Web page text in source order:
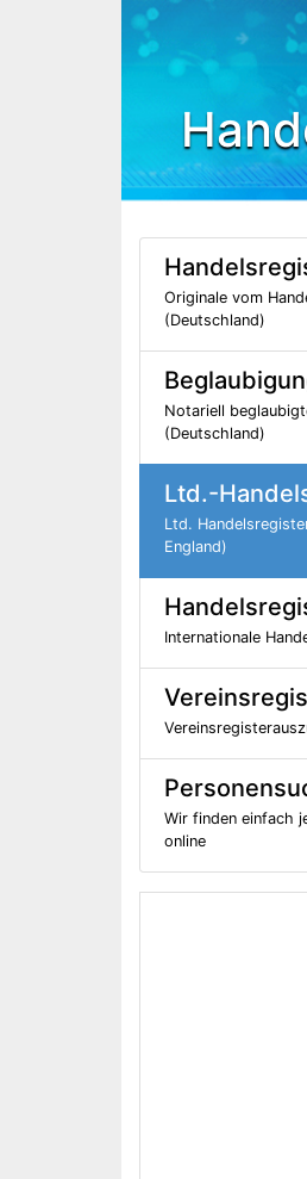
Originale vom
(Deutschland)
Notariell
(Deutschland)
Ltd.-
Ltd.
England)
Internationale
Wir finden einfach
online